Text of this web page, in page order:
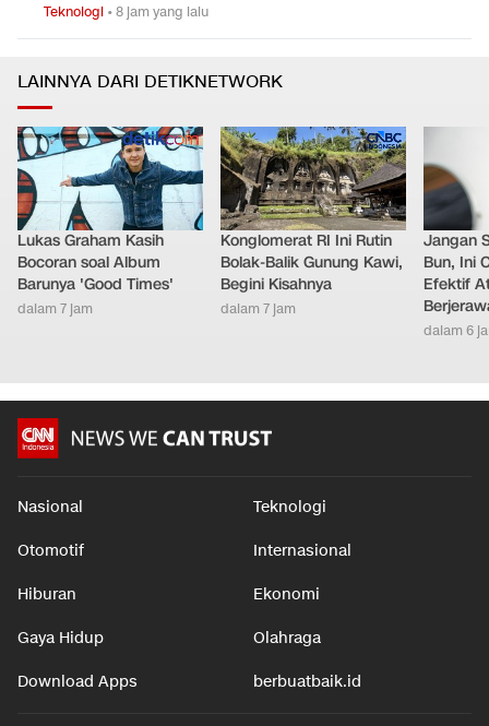
Teknologi •8 jam yang lalu
LAINNYA DARI DETIKNETWORK
Lukas Graham Kasih
Bocoran soal Album
Barunya 'Good Times'
dalam 7 jam
Konglomerat RI Ini Rutin
Bolak-Balik Gunung Kawi,
Begini Kisahnya
dalam 7 jam
Jangan
Bun, Ini
Efektif
dalam 6
Nasional Teknologi
Otomotif Internasional
Hiburan Ekonomi
Gaya Hidup Olahraga
Download Apps berbuatbaik.id